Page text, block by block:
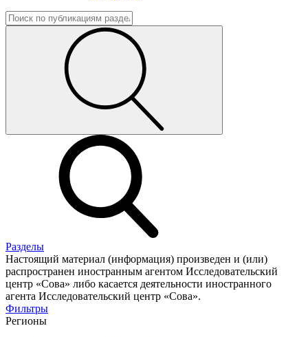
Разделы
Настоящий материал (информация) произведен и (или)
распространен иностранным агентом Исследовательский
центр «Сова» либо касается деятельности иностранного
агента Исследовательский центр «Сова».
Фильтры
Регионы